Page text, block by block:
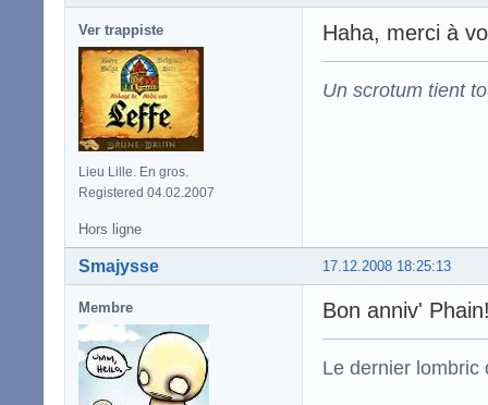
Ver trappiste
Lieu Lille. En gros.
Registered 04.02.2007
Haha, merci à
Un scrotum tient
Hors ligne
17.12.2008 18:25:13
Smajysse
Membre Bon anniv'
Le dernier lombric